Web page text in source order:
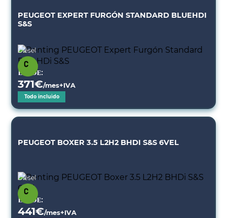
PEUGEOT EXPERT FURGÓN STANDARD BLUEHDI
S&S
Diésel
Desde:
371€/mes+IVA
Todo incluido
PEUGEOT BOXER 3.5 L2H2 BHDI S&S 6VEL
Diésel
Desde:
441€/mes+IVA